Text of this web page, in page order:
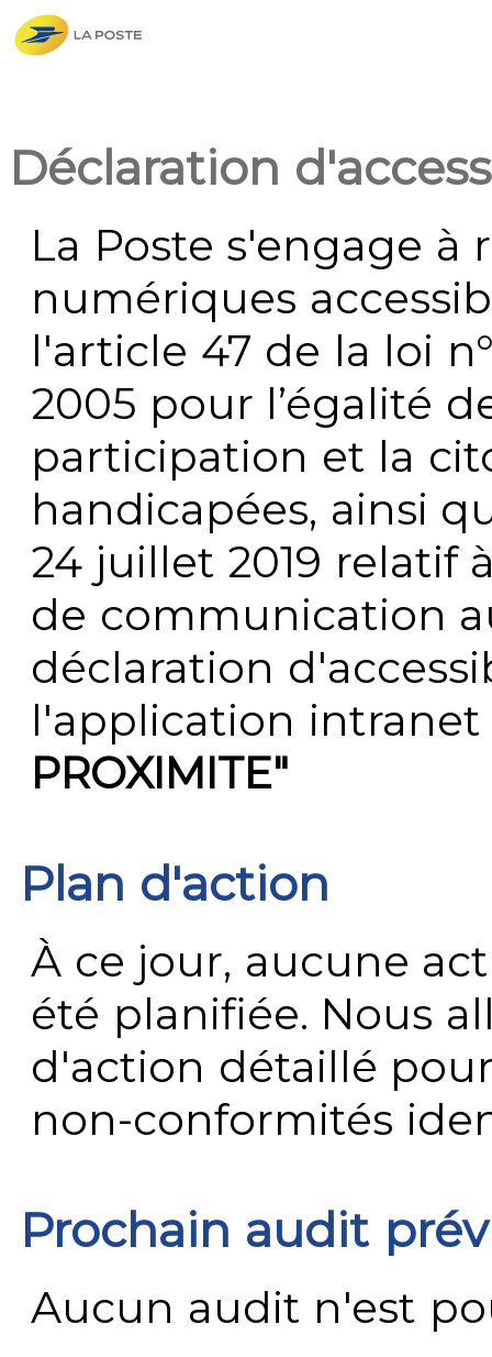
Déclaration
La Poste s'engage à
numériques
l'article 47 de la loi
2005 pour l’égalité
participation et la
handicapées, ainsi
24 juillet 2019 relatif
de communication
déclaration
l'application
PROXIMITE"
Plan d'action
À ce jour, aucune
été planifiée. Nous
d'action détaillé
non-conformités
Prochain audit
Aucun audit n'est